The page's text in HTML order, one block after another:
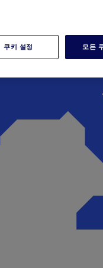
쿠키 설정 모든